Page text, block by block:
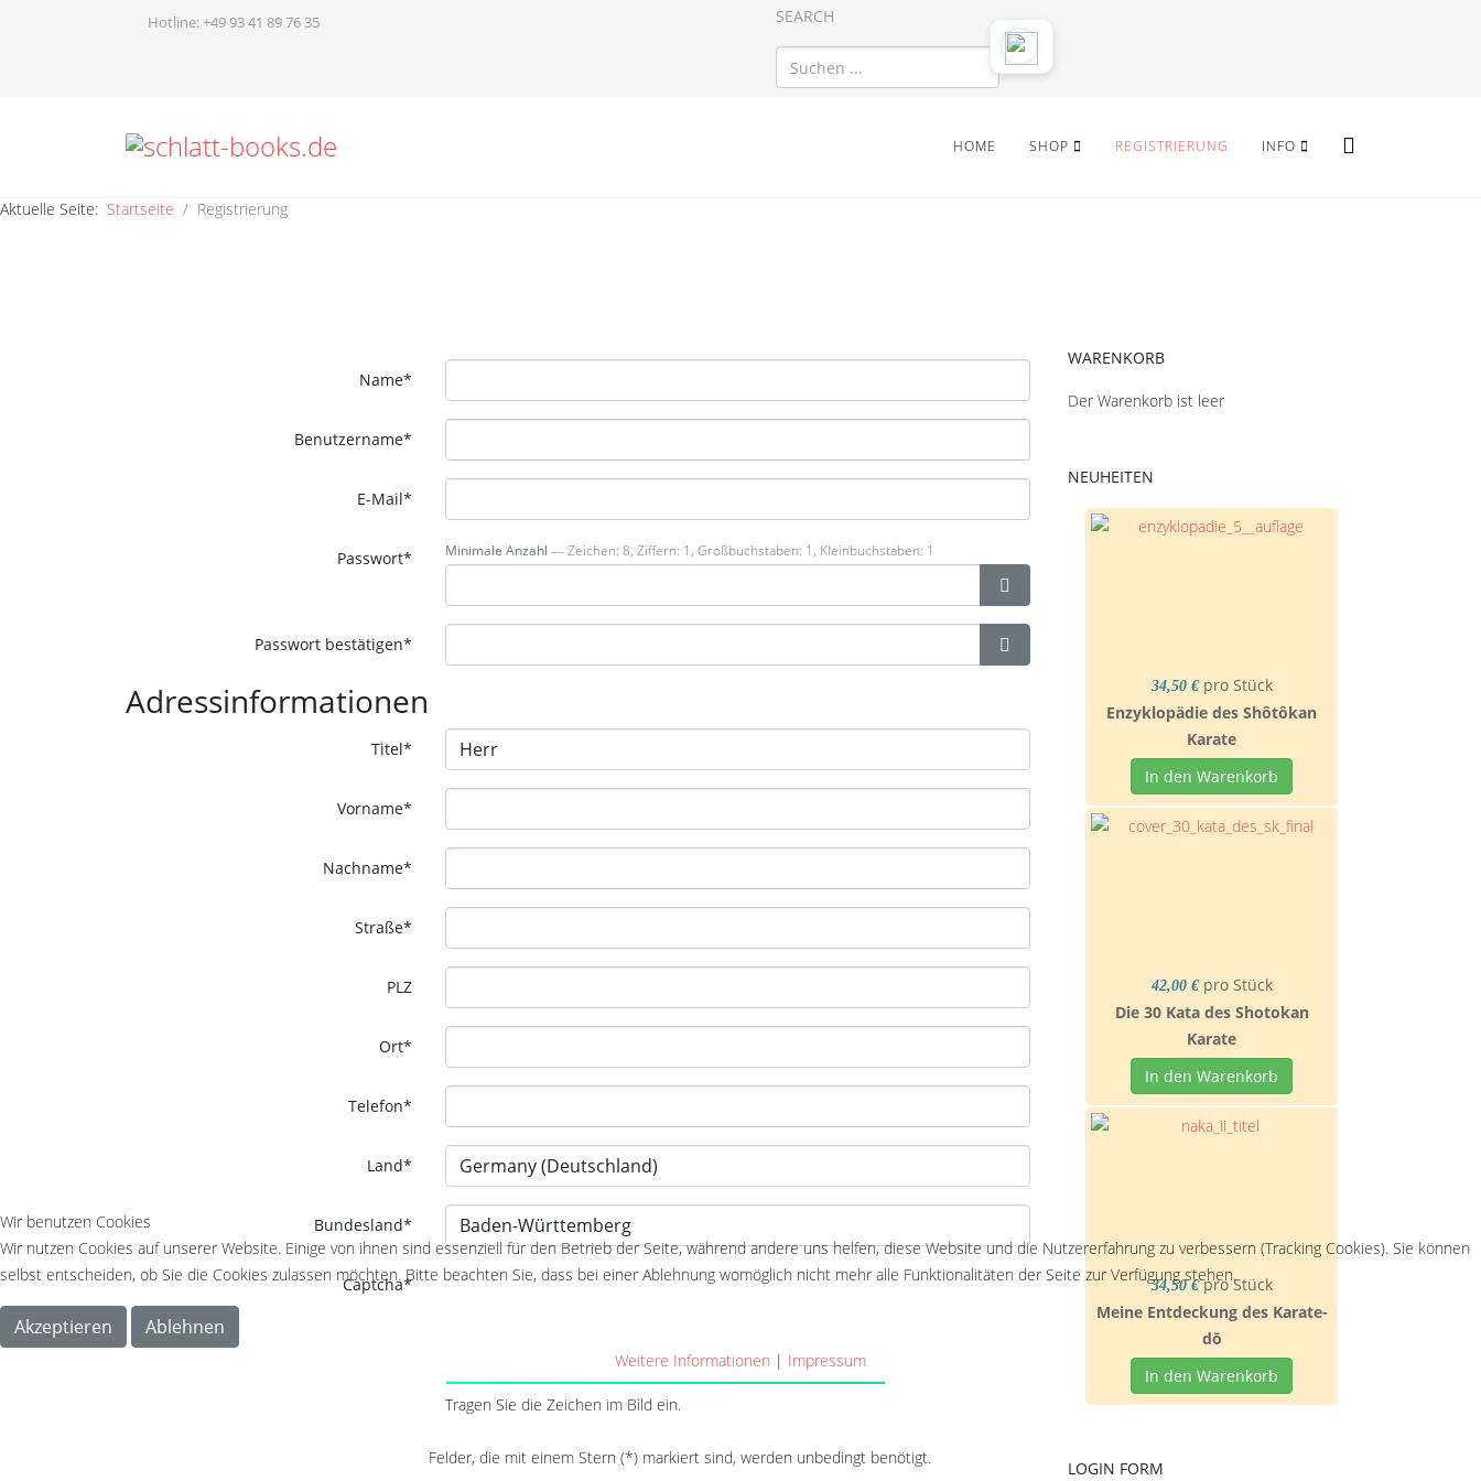
Hotline: +49 93 41 89 76 35 SEARCH
HOME SHOP REGISTRIERUNG INFO
Aktuelle Seite: Startseite Registrierung
Name*
Benutzername*
E-Mail*
Passwort* Minimale Anzahl — Zeichen: 8, Ziffern: 1, Großbuchstaben: 1, Kleinbuchstaben: 1
Passwort anzeigen
Passwort bestätigen*
Passwort anzeigen
Adressinformationen
Titel*
Vorname*
Nachname*
Straße*
PLZ
Ort*
Telefon*
Land*
Bundesland*
Captcha*
Tragen Sie die Zeichen im Bild ein.
Felder, die mit einem Stern (*) markiert sind, werden unbedingt benötigt.
WARENKORB
Der Warenkorb ist leer
NEUHEITEN
34,50 € pro Stück
Enzyklopädie des Shôtôkan
Karate
In den Warenkorb
42,00 € pro Stück
Die 30 Kata des Shotokan
Karate
In den Warenkorb
34,50 € pro Stück
Meine Entdeckung des Karate-
dō
In den Warenkorb
LOGIN FORM
Wir benutzen Cookies
Wir nutzen Cookies auf unserer Website. Einige von ihnen sind essenziell für den Betrieb der Seite, während andere uns helfen, diese Website und die Nutzererfahrung zu verbessern (Tracking Cookies). Sie können
selbst entscheiden, ob Sie die Cookies zulassen möchten. Bitte beachten Sie, dass bei einer Ablehnung womöglich nicht mehr alle Funktionalitäten der Seite zur Verfügung stehen.
Akzeptieren Ablehnen
Weitere Informationen | Impressum